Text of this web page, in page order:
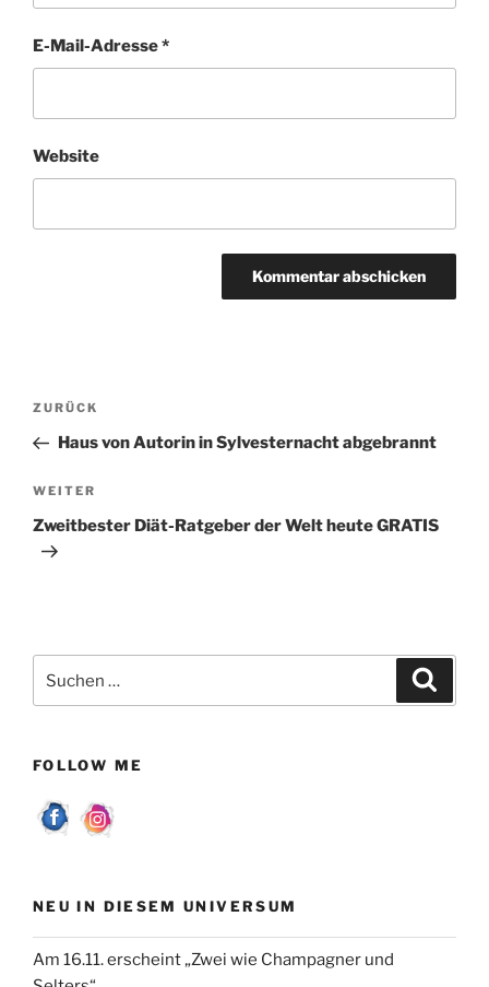
E-Mail-Adresse*
Website
Beitragsnavigation
Vorheriger
Beitrag
ZURÜCK
Haus von Autorin in Sylvesternacht abgebrannt
Nächster
Beitrag
WEITER
Zweitbester Diät-Ratgeber der Welt heute GRATIS
nach:
FOLLOW ME
NEU IN DIESEM UNIVERSUM
Am 16.11. erscheint „Zwei wie Champagner und